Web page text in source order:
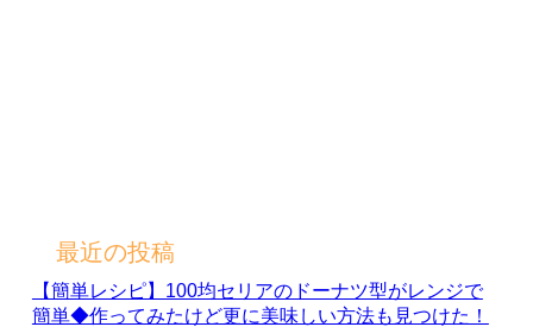
最近の投稿
【簡単レシピ】100均セリアのドーナツ型がレンジで
簡単◆作ってみたけど更に美味しい方法も見つけた！